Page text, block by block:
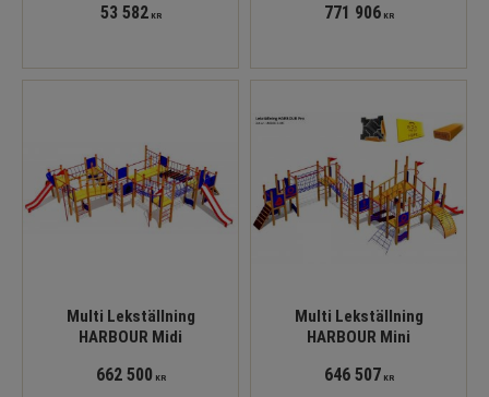
53 582KR 771 906KR
Multi Lekställning
HARBOUR Midi
662 500KR
Multi Lekställning
HARBOUR Mini
646 507 KR